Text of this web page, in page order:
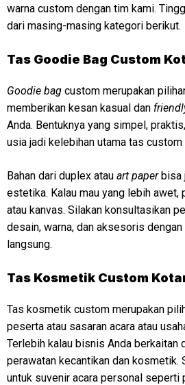
warna custom dengan tim kami.
dari masing-masing kategori berikut.
Tas Goodie Bag Custom
Goodie bag custom merupakan
memberikan kesan kasual dan
Anda. Bentuknya yang simpel,
usia jadi kelebihan utama tas
Bahan dari duplex atau art paperbisa
estetika. Kalau mau yang lebih awet,
atau kanvas. Silakan konsultasikan
desain, warna, dan aksesoris
langsung.
Tas Kosmetik Custom
Tas kosmetik custom merupakan
peserta atau sasaran acara atau
Terlebih kalau bisnis Anda berkaitan
perawatan kecantikan dan kosmetik.
untuk suvenir acara personal seperti